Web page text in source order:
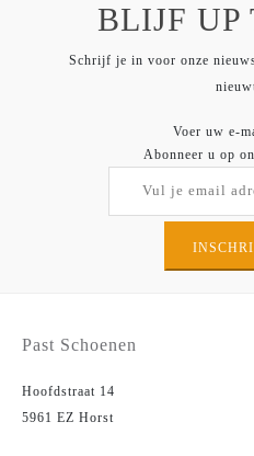
BLIJF UP
Schrijf je in voor onze
Voer uw e-
Abonneer u op
Past Schoenen
Hoofdstraat 14
5961 EZ Horst